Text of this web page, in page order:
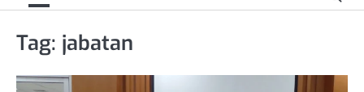
Tag: jabatan